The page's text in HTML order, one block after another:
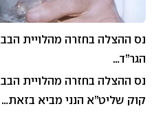
נס ההצלה בחזרה מהלויית
הגר”ד…
נס ההצלה בחזרה מהלויית
קוק שליט”א הנני מביא בזאת…